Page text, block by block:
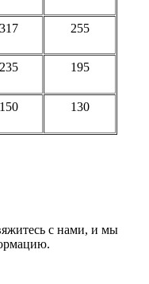
317 255
235 195
150 130
с нами, и мы